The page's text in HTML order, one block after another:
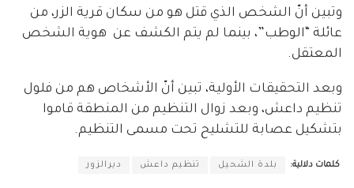
وتبين أنّ الشخص الذي قتل هو من سكان قرية الزر، من
عائلة “الوطب”، بينما لم يتم الكشف عن هوية الشخص
المعتقل.
وبعد التحقيقات الأولية، تبين أنّ الأشخاص هم من فلول
تنظيم داعش، وبعد زوال التنظيم من المنطقة قاموا
بتشكيل عصابة للتشليح تحت مسمى التنظيم.
كلمات دلالية: بلدة الشحيل تنظيم داعش ديرالزور